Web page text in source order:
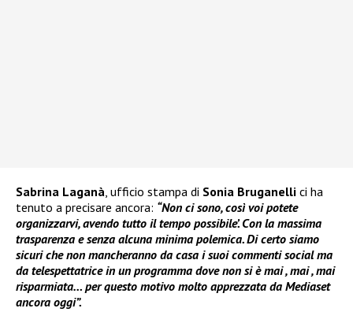
Sabrina Laganà, ufficio stampa di Sonia Bruganelli ci ha
tenuto a precisare ancora: “Non ci sono, così voi potete
organizzarvi, avendo tutto il tempo possibile’. Con la massima
trasparenza e senza alcuna minima polemica. Di certo siamo
sicuri che non mancheranno da casa i suoi commenti social ma
da telespettatrice in un programma dove non si è mai , mai , mai
risparmiata… per questo motivo molto apprezzata da Mediaset
ancora oggi”.